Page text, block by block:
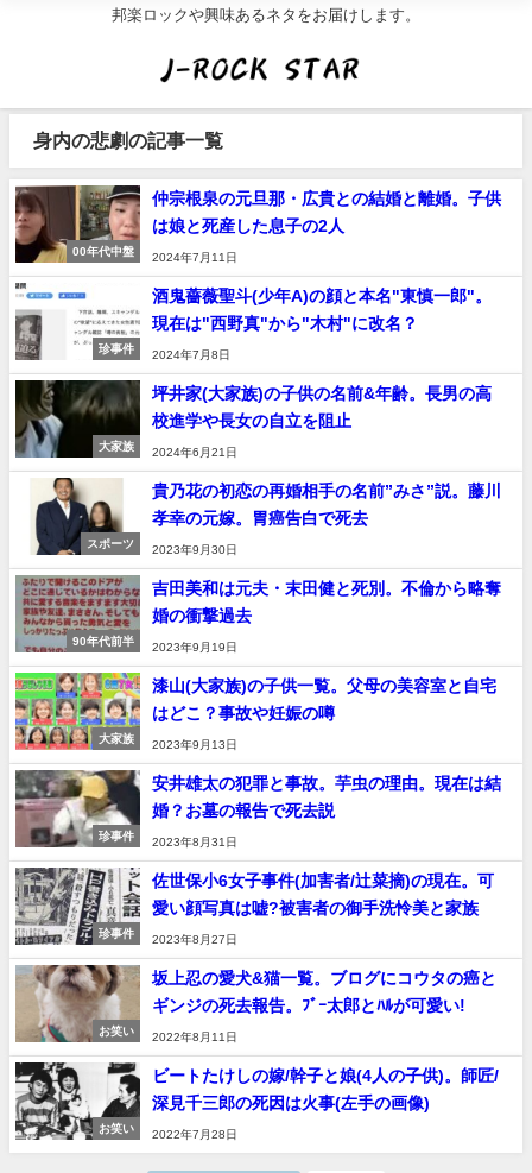
邦楽ロックや興味あるネタをお届けします。
身内の悲劇の記事一覧
00年代中盤
仲宗根泉の元旦那・広貴との結婚と離婚。子供
は娘と死産した息子の2人
2024年7月11日
珍事件
酒鬼薔薇聖斗(少年A)の顔と本名"東慎一郎"。
現在は"西野真"から"木村"に改名？
2024年7月8日
大家族
坪井家(大家族)の子供の名前&年齢。長男の高
校進学や長女の自立を阻止
2024年6月21日
スポーツ
貴乃花の初恋の再婚相手の名前”みさ”説。藤川
孝幸の元嫁。胃癌告白で死去
2023年9月30日
90年代前半
吉田美和は元夫・末田健と死別。不倫から略奪
婚の衝撃過去
2023年9月19日
大家族
漆山(大家族)の子供一覧。父母の美容室と自宅
はどこ？事故や妊娠の噂
2023年9月13日
珍事件
安井雄太の犯罪と事故。芋虫の理由。現在は結
婚？お墓の報告で死去説
2023年8月31日
珍事件
佐世保小6女子事件(加害者/辻菜摘)の現在。可
愛い顔写真は嘘?被害者の御手洗怜美と家族
2023年8月27日
お笑い
坂上忍の愛犬&猫一覧。ブログにコウタの癌と
ギンジの死去報告。ﾌﾞｰ太郎とﾊﾙが可愛い!
2022年8月11日
お笑い
ビートたけしの嫁/幹子と娘(4人の子供)。師匠/
深見千三郎の死因は火事(左手の画像)
2022年7月28日